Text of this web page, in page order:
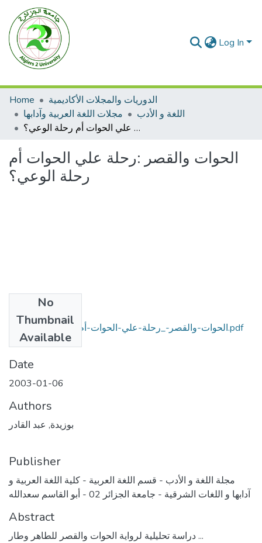
Log In
Home
الدوريات والمجلات الأكاديمية
مجلات اللغة العربية وآدابها
اللغة و الأدب
الحوات والقصر :رحلة علي الحوات أم رحلة الوعي؟
الحوات والقصر :رحلة علي الحوات أم
رحلة الوعي؟
No
Thumbnail
Available
الحوات-والقصر-_رحلة-علي-الحوات-أم-رحلة-الوعي؟ (1).pdf
(4.25 MB)
Date
2003-01-06
Authors
بوزيدة, عبد القادر
Publisher
مجلة اللغة و الأدب - قسم اللغة العربية - كلية اللغة العربية و
آدابها و اللغات الشرقية - جامعة الجزائر 02 - أبو القاسم سعدالله
Abstract
دراسة تحليلية لرواية الحوات والقصر للطاهر وطار ...